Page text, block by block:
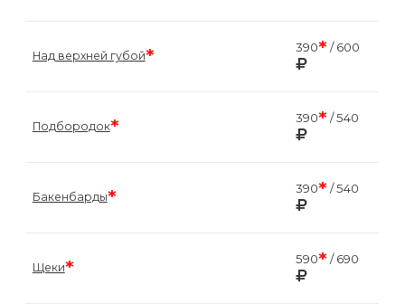
Над верхней губой* 390*/ 600
Подбородок* 390*/ 540
Бакенбарды* 390*/ 540
Щеки* 590*/ 690